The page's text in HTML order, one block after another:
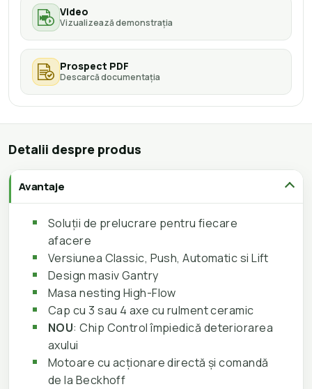
Video
Vizualizează demonstrația
Prospect PDF
Descarcă documentația
Detalii despre produs
Avantaje
Soluții de prelucrare pentru fiecare
afacere
Versiunea Classic, Push, Automatic si Lift
Design masiv Gantry
Masa nesting High-Flow
Cap cu 3 sau 4 axe cu rulment ceramic
NOU: Chip Control împiedică deteriorarea
axului
Motoare cu acționare directă și comandă
de la Beckhoff